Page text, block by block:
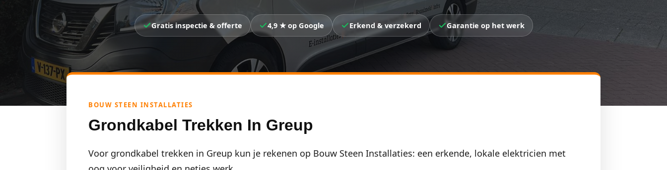
Gratis inspectie & offerte 4,9 ★ op Google Erkend & verzekerd Garantie op het werk
BOUW STEEN INSTALLATIES
Grondkabel Trekken In Greup
Voor grondkabel trekken in Greup kun je rekenen op Bouw Steen Installaties: een erkende, lokale elektricien met